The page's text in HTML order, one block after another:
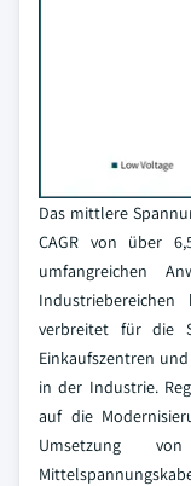
Das mittlere
CAGR von über
umfangreichen
verbreitet für die
Einkaufszentren
in der Industrie.
auf die
Umsetzung